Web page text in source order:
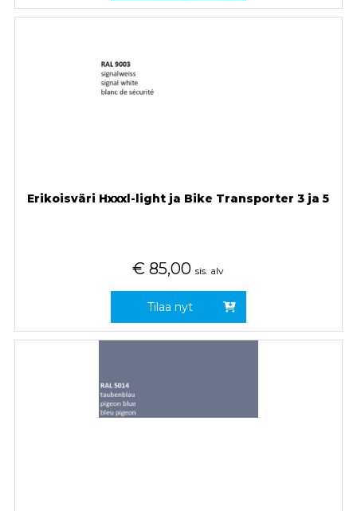
Erikoisväri Hxxxl-light ja Bike Transporter 3 ja 5
€ 85,00 sis. alv
Tilaa nyt